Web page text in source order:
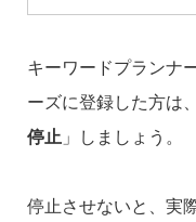
キーワードプランナ
ーズに登録した方は
停止 」しましょう。
停止させないと、実